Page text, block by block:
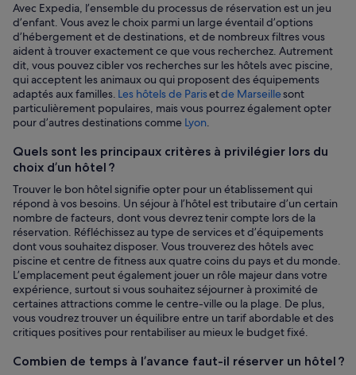
Avec Expedia, l’ensemble du processus de réservation est un jeu
d’enfant. Vous avez le choix parmi un large éventail d’options
d’hébergement et de destinations, et de nombreux filtres vous
aident à trouver exactement ce que vous recherchez. Autrement
dit, vous pouvez cibler vos recherches sur les hôtels avec piscine,
qui acceptent les animaux ou qui proposent des équipements
adaptés aux familles. Les hôtels de Parisetde Marseillesont
particulièrement populaires, mais vous pourrez également opter
pour d’autres destinations comme Lyon.
Quels sont les principaux critères à privilégier lors du
choix d’un hôtel ?
Trouver le bon hôtel signifie opter pour un établissement qui
répond à vos besoins. Un séjour à l’hôtel est tributaire d’un certain
nombre de facteurs, dont vous devrez tenir compte lors de la
réservation. Réfléchissez au type de services et d’équipements
dont vous souhaitez disposer. Vous trouverez des hôtels avec
piscine et centre de fitness aux quatre coins du pays et du monde.
L’emplacement peut également jouer un rôle majeur dans votre
expérience, surtout si vous souhaitez séjourner à proximité de
certaines attractions comme le centre-ville ou la plage. De plus,
vous voudrez trouver un équilibre entre un tarif abordable et des
critiques positives pour rentabiliser au mieux le budget fixé.
Combien de temps à l’avance faut-il réserver un hôtel ?